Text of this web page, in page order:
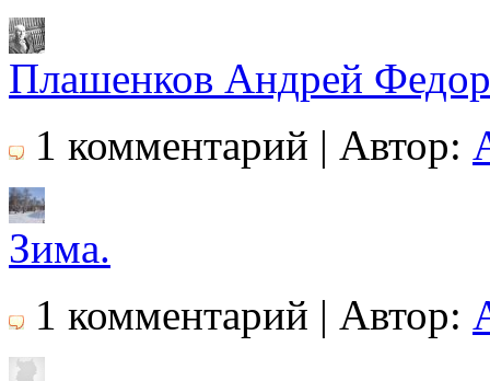
Плашенков Андрей
1 комментарий | Автор:
Зима.
1 комментарий | Автор: